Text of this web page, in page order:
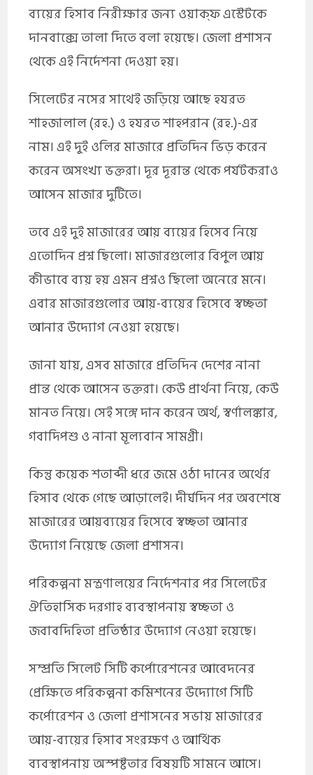
ব্যয়ের হিসাব নিরীক্ষার জন্য ওয়াক্‌ফ এস্টেটকে
দানবাক্সে তালা দিতে বলা হয়েছে। জেলা প্রশাসন
থেকে এই নির্দেশনা দেওয়া হয়।
সিলেটের নসের সাথেই জড়িয়ে আছে হযরত
শাহজালাল (রহ.) ও হযরত শাহপরান (রহ.)-এর
নাম। এই দুই ওলির মাজারে প্রতিদিন ভিড় করেন
করেন অসংখ্য ভক্তরা। দূর দূরান্ত থেকে পর্যটকরাও
আসেন মাজার দুটিতে।
তবে এই দুই মাজারের আয় ব্যয়ের হিসেব নিয়ে
এতোদিন প্রশ্ন ছিলো। মাজারগুলোর বিপুল আয়
কীভাবে ব্যয় হয় এমন প্রশ্নও ছিলো অনেরে মনে।
এবার মাজারগুলোর আয়-ব্যয়ের হিসেবে স্বচ্ছতা
আনার উদ্যোগ নেওয়া হয়েছে।
জানা যায়, এসব মাজারে প্রতিদিন দেশের নানা
প্রান্ত থেকে আসেন ভক্তরা। কেউ প্রার্থনা নিয়ে, কেউ
মানত নিয়ে। সেই সঙ্গে দান করেন অর্থ, স্বর্ণালঙ্কার,
গবাদিপশু ও নানা মূল্যবান সামগ্রী।
কিন্তু কয়েক শতাব্দী ধরে জমে ওঠা দানের অর্থের
হিসাব থেকে গেছে আড়ালেই। দীর্ঘদিন পর অবশেষে
মাজারের আয়ব্যয়ের হিসেবে স্বচ্ছতা আনার
উদ্যোগ নিয়েছে জেলা প্রশাসন।
পরিকল্পনা মন্ত্রণালয়ের নির্দেশনার পর সিলেটের
ঐতিহাসিক দরগাহ ব্যবস্থাপনায় স্বচ্ছতা ও
জবাবদিহিতা প্রতিষ্ঠার উদ্যোগ নেওয়া হয়েছে।
সম্প্রতি সিলেট সিটি কর্পোরেশনের আবেদনের
প্রেক্ষিতে পরিকল্পনা কমিশনের উদ্যোগে সিটি
কর্পোরেশন ও জেলা প্রশাসনের সভায় মাজারের
আয়-ব্যয়ের হিসাব সংরক্ষণ ও আর্থিক
ব্যবস্থাপনায় অস্পষ্টতার বিষয়টি সামনে আসে।